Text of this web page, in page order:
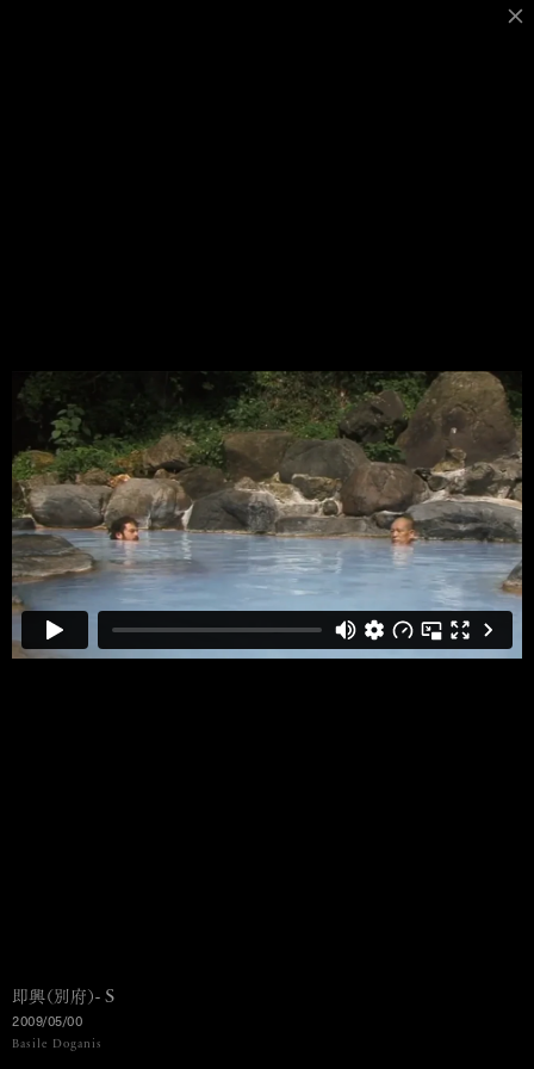
Basile Doganis
即興（別府）- S
2009/05/00